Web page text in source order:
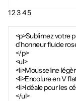
12345
<p>Sublimez votre
d'honneur fluide
</p>
<ul>
<li>Mousseline
<li>Encolure en V
<li>Idéale pour les
</ul>